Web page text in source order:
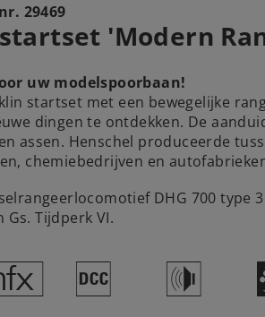
29469
'Modern
uw modelspoorbaan!
startset met een bewegelijke
dingen te ontdekken. De
assen. Henschel produceerde
chemiebedrijven en
DHG 700 type
Gs. Tijdperk VI.
§ h